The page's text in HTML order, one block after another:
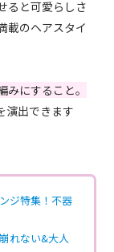
ると可愛らしさ
載のヘアスタイ
にすること。
演出できます
ジ特集！不器
れない&大人